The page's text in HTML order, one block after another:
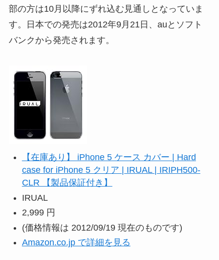
部の方は10月以降にずれ込む見通しとなっていま
す。日本での発売は2012年9月21日、auとソフト
バンクから発売されます。
【在庫あり】 iPhone 5 ケース カバー | Hard
case for iPhone 5 クリア | IRUAL | IRIPH500-
CLR 【製品保証付き】
IRUAL
2,999 円
(価格情報は 2012/09/19 現在のものです)
Amazon.co.jp で詳細を見る